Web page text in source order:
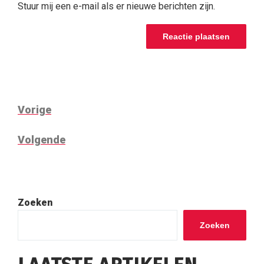
Stuur mij een e-mail als er nieuwe berichten zijn.
BERICHT
NAVIGATIE
Vorig
Vorige
Volgend
Volgende
Zoeken
Zoeken